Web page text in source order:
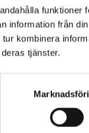
funktioner
information från
kombinera
tjänster.